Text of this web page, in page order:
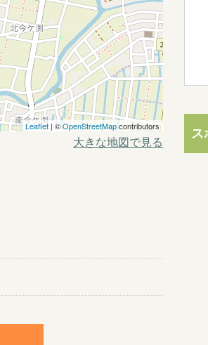
Leaflet | ©OpenStreetMapcontributors
大きな地図で見る
ス